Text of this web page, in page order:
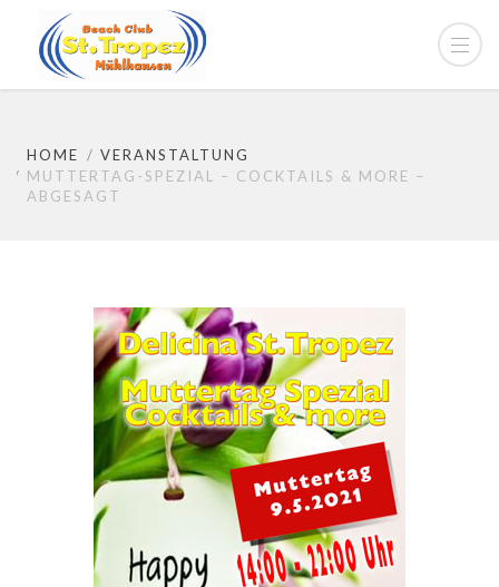
HOME
VERANSTALTUNG
MUTTERTAG-SPEZIAL – COCKTAILS & MORE –
ABGESAGT